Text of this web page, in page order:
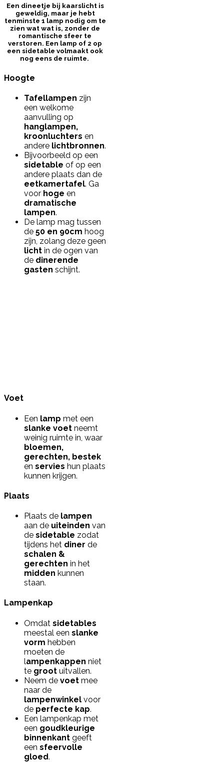
Een dineetje bij kaarslicht is
geweldig, maar je hebt
tenminste 1 lamp nodig om te
zien wat wat is, zonder de
romantische sfeer te
verstoren. Een lamp of 2 op
een sidetable volmaakt ook
nog eens de ruimte.
Hoogte
Tafellampen zijn
een welkome
aanvulling op
hanglampen,
kroonluchters en
andere lichtbronnen.
Bijvoorbeeld op een
sidetable of op een
andere plaats dan de
eetkamertafel. Ga
voor hoge en
dramatische
lampen.
De lamp mag tussen
de 50 en 90cm hoog
zijn, zolang deze geen
licht in de ogen van
de dinerende
gasten schijnt.
Voet
Een lamp met een
slanke voet neemt
weinig ruimte in, waar
bloemen,
gerechten, bestek
en servies hun plaats
kunnen krijgen.
Plaats
Plaats de lampen
aan de uiteinden van
de sidetable zodat
tijdens het diner de
schalen &
gerechten in het
midden kunnen
staan.
Lampenkap
Omdat sidetables
meestal een slanke
vorm hebben
moeten de
lampenkappen niet
te groot uitvallen.
Neem de voet mee
naar de
lampenwinkel voor
de perfecte kap.
Een lampenkap met
een goudkleurige
binnenkant geeft
een sfeervolle
gloed.